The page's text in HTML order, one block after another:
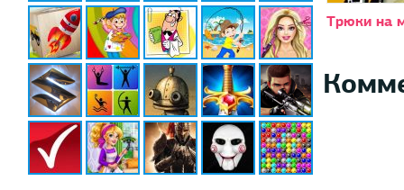
Трюки на